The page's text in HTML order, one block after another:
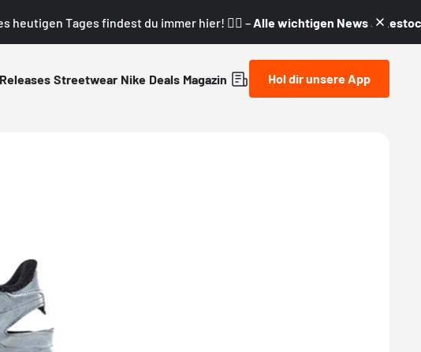
heutigen Tages findest du immer hier! 👇🏼 – Alle wichtigen News &
Releases Streetwear Nike Deals Magazin Hol dir unsere App